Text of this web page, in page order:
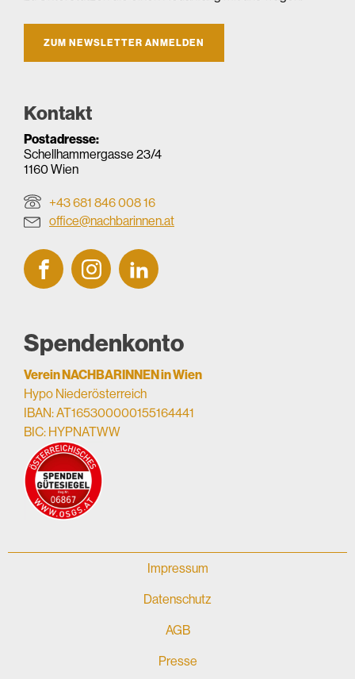
ZUM NEWSLETTER ANMELDEN
Kontakt
Postadresse:
Schellhammergasse 23/4
1160 Wien
+43 681 846 008 16
office@nachbarinnen.at
Spendenkonto
Verein NACHBARINNEN in Wien
Hypo Niederösterreich
IBAN: AT165300000155164441
BIC: HYPNATWW
Impressum
Datenschutz
AGB
Presse